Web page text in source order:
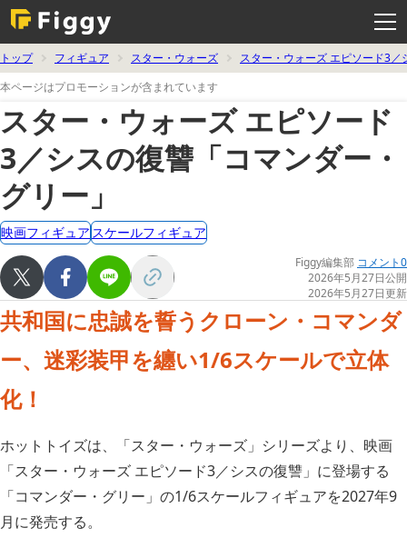
ー
開
く
トップ フィギュア スター・ウォーズ
スター・ウォーズ エピソード3／
本ページはプロモーションが含まれています
スター・ウォーズ エピソード
3／シスの復讐「コマンダー・
グリー」
映画フィギュア スケールフィギュア
Figgy編集部 コメント0
2026年5月27日公開
2026年5月27日更新
共和国に忠誠を誓うクローン・コマンダ
ー、迷彩装甲を纏い1/6スケールで立体
化！
ホットトイズは、「スター・ウォーズ」シリーズより、映画
「スター・ウォーズ エピソード3／シスの復讐」に登場する
「コマンダー・グリー」の1/6スケールフィギュアを2027年9
月に発売する。